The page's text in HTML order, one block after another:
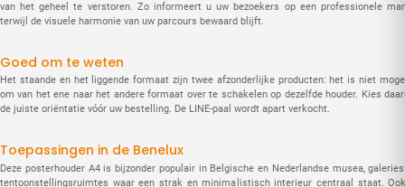
van het geheel te verstoren. Zo informeert u uw bezoekers op een professionele
terwijl de visuele harmonie van uw parcours bewaard blijft.
Goed om te weten
Het staande en het liggende formaat zijn twee afzonderlijke producten: het is niet
om van het ene naar het andere formaat over te schakelen op dezelfde houder. Kies
de juiste oriëntatie vóór uw bestelling. De LINE-paal wordt apart verkocht.
Toepassingen in de Benelux
Deze posterhouder A4 is bijzonder populair in Belgische en Nederlandse musea,
tentoonstellingsruimtes waar een strak en minimalistisch interieur centraal staat.